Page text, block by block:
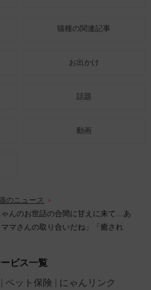
猫種の関連記事
お出かけ
話題
動画
のニュース
んのお世話の合間に甘えに来て…あ
マさんの取り合いだね」「癒され
ビス一覧
ペット保険 にゃんリンク